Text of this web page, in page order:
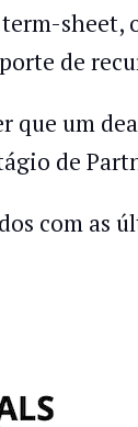
sheet,
de
que um
de
com as